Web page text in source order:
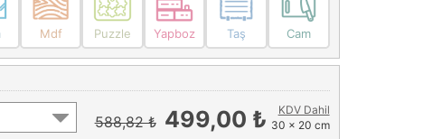
Mdf Puzzle Yapboz Taş Cam
588,82 ₺ 499,00 ₺
KDV Dahil
30 x 20 cm